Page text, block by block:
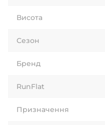
Висота
Сезон
Бренд
RunFlat
Призначення